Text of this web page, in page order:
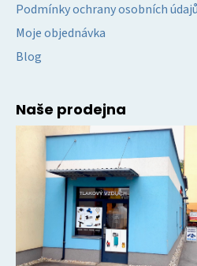
Podmínky ochrany osobních údajů
Moje objednávka
Blog
Naše prodejna